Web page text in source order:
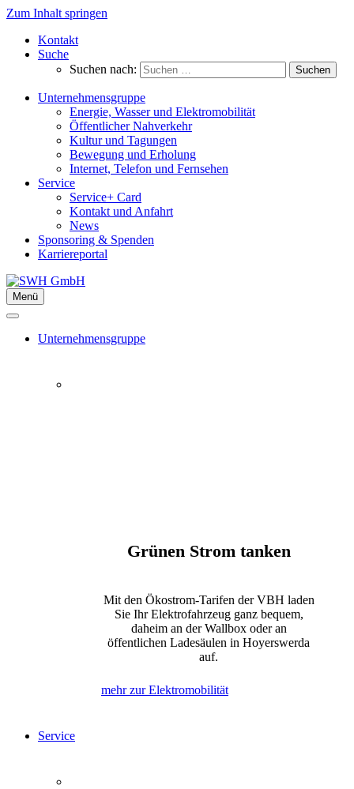
Zum Inhalt springen
Kontakt
Suche
Suchen nach:
Unternehmensgruppe
Energie, Wasser und Elektromobilität
Öffentlicher Nahverkehr
Kultur und Tagungen
Bewegung und Erholung
Internet, Telefon und Fernsehen
Service
Service+ Card
Kontakt und Anfahrt
News
Sponsoring & Spenden
Karriereportal
Menü
Unternehmensgruppe
Grünen Strom tanken
Mit den Ökostrom-Tarifen der VBH laden
Sie Ihr Elektrofahrzeug ganz bequem,
daheim an der Wallbox oder an
öffentlichen Ladesäulen in Hoyerswerda
auf.
mehr zur Elektromobilität
Service